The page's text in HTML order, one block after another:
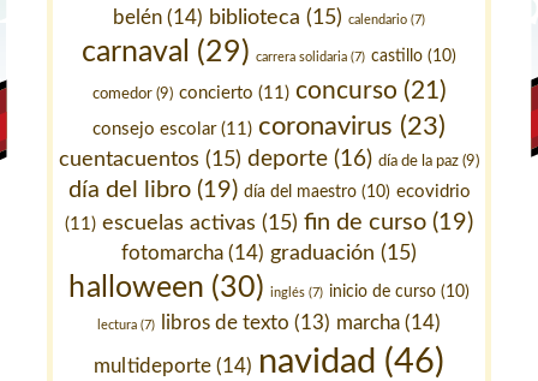
belén (14) biblioteca (15) calendario (7)
carnaval (29) carrera solidaria (7) castillo (10)
comedor(9) concierto (11) concurso (21)
consejo escolar(11) coronavirus (23)
cuentacuentos (15) deporte (16) día de la paz (9)
día del libro(19) día del maestro(10) ecovidrio
(11) escuelas activas (15) fin de curso (19)
fotomarcha (14) graduación (15)
halloween (30) inglés(7) inicio de curso(10)
lectura (7) libros de texto (13) marcha (14)
multideporte(14) navidad (46)